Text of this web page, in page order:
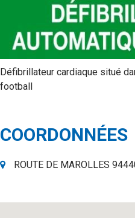
Défibrillateur cardiaque situé
football
COORDONNÉES
ROUTE DE MAROLLES